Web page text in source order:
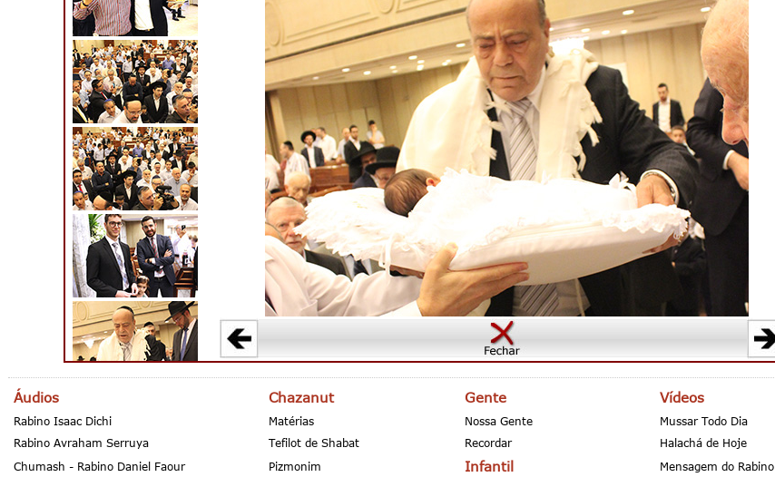
Áudios Chazanut Gente Vídeos
Rabino Isaac Dichi Matérias Nossa Gente
Mussar Todo Dia
Rabino Avraham Serruya
Tefilot de Shabat Recordar
Halachá de Hoje
Chumash - Rabino Daniel Faour
Pizmonim Infantil Mensagem do Rabino